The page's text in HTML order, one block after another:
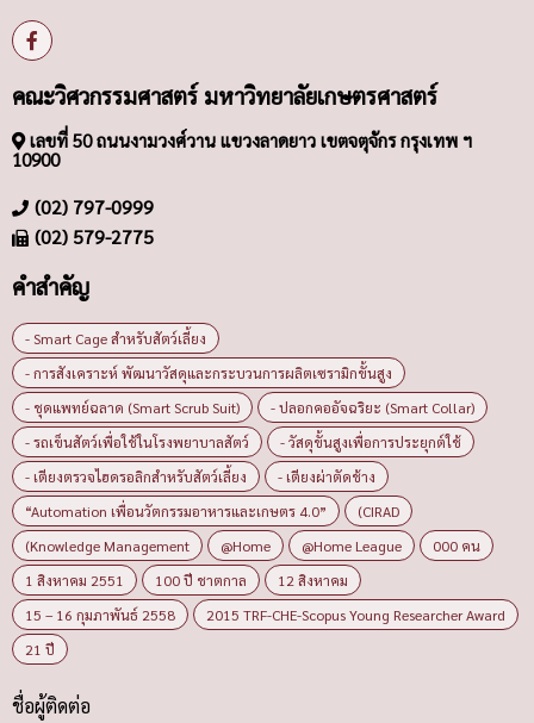
คณะวิศวกรรมศาสตร์ มหาวิทยาลัยเกษตรศาสตร์
เลขที่ 50 ถนนงามวงศ์วาน แขวงลาดยาว เขตจตุจักร กรุงเทพ ฯ
10900
(02) 797-0999
(02) 579-2775
คำสำคัญ
- Smart Cage สำหรับสัตว์เลี้ยง
- การสังเคราะห์ พัฒนาวัสดุและกระบวนการผลิตเซรามิกขั้นสูง
- ชุดแพทย์ฉลาด (Smart Scrub Suit)
- ปลอกคออัจฉริยะ (Smart Collar)
- รถเข็นสัตว์เพื่อใช้ในโรงพยาบาลสัตว์
- วัสดุขั้นสูงเพื่อการประยุกต์ใช้
- เตียงตรวจไฮดรอลิกสำหรับสัตว์เลี้ยง
- เตียงผ่าตัดช้าง
“Automation เพื่อนวัตกรรมอาหารและเกษตร 4.0”
(CIRAD
(Knowledge Management
@Home @Home League
000 คน
1 สิงหาคม 2551
100 ปี ชาตกาล
12 สิงหาคม
15 – 16 กุมภาพันธ์ 2558
2015 TRF-CHE-Scopus Young Researcher Award
21 ปี
ชื่อผู้ติดต่อ